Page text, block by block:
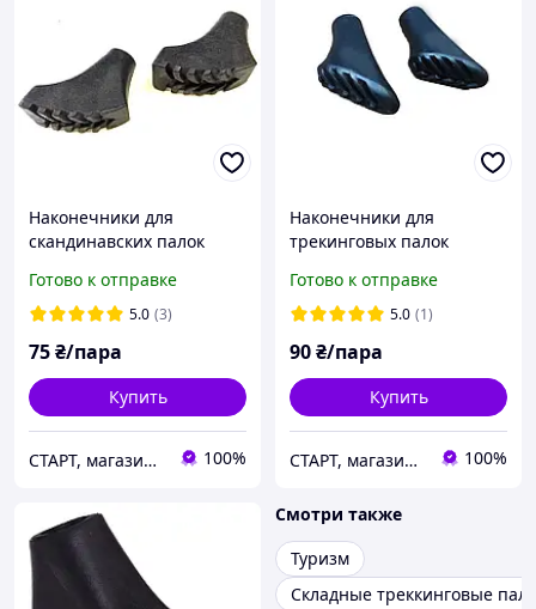
Наконечники для
скандинавских палок
резинопластик, пара, для
телескопических палок
Готово к отправке
5.0 (3)
75₴/пара
Купить
СТАРТ, магазин спортивных товаров 100%
Наконечники для
трекинговых палок
универсальные черные
10 мм
Готово к отправке
5.0 (1)
90₴/пара
Купить
СТАРТ, магазин спортивных товаров 100%
Смотри также
Туризм
Складные треккинговые